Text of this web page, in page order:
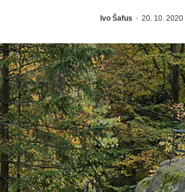
Ivo Šafus 20. 10. 2020